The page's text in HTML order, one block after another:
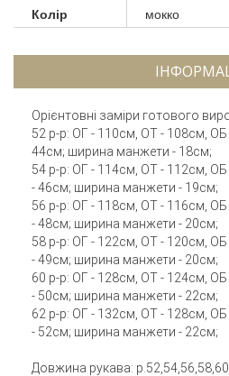
Колір мокко
Орієнтовні заміри готового
52 р-р: ОГ - 110см, ОТ - 108см,
44см; ширина манжети - 18см;
54 р-р: ОГ - 114см, ОТ - 112см,
- 46см; ширина манжети - 19см;
56 р-р: ОГ - 118см, ОТ - 116см,
- 48см; ширина манжети - 20см;
58 р-р: ОГ - 122см, ОТ - 120см,
- 49см; ширина манжети - 20см;
60 р-р: ОГ - 128см, ОТ - 124см,
- 50см; ширина манжети - 22см;
62 р-р: ОГ - 132см, ОТ - 128см,
- 52см; ширина манжети - 22см;
Довжина рукава: